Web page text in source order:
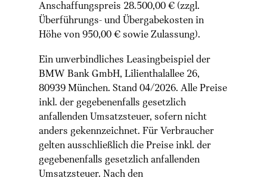
Anschaffungspreis 28.500,00 € (zzgl.
Überführungs- und Übergabekosten in
Höhe von 950,00 € sowie Zulassung).
Ein unverbindliches Leasingbeispiel der
BMW Bank GmbH, Lilienthalallee 26,
80939 München. Stand 04/2026. Alle Preise
inkl. der gegebenenfalls gesetzlich
anfallenden Umsatzsteuer, sofern nicht
anders gekennzeichnet. Für Verbraucher
gelten ausschließlich die Preise inkl. der
gegebenenfalls gesetzlich anfallenden
Umsatzsteuer. Nach den